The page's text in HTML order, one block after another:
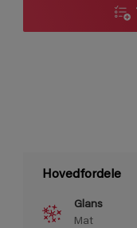
Hovedfordele
Glans
Mat